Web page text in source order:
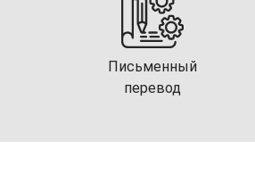
Письменный
перевод